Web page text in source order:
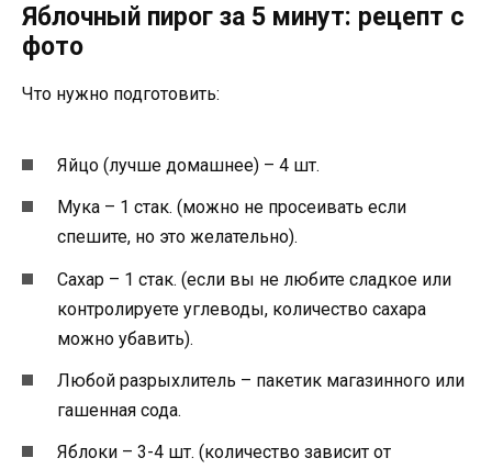
Яблочный пирог за 5 минут: рецепт с
фото
Что нужно подготовить:
Яйцо (лучше домашнее) – 4 шт.
Мука – 1 стак. (можно не просеивать если
спешите, но это желательно).
Сахар – 1 стак. (если вы не любите сладкое или
контролируете углеводы, количество сахара
можно убавить).
Любой разрыхлитель – пакетик магазинного или
гашенная сода.
Яблоки – 3-4 шт. (количество зависит от